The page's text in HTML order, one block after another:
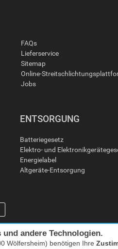
FAQs
Lieferservice
Sitemap
Online-
Jobs
ENTSORGUNG
Batteriegesetz
Elektro- und
Energielabel
Altgeräte-Entsorgung
andere Technologien.
Wölfersheim) benötigen Ihre